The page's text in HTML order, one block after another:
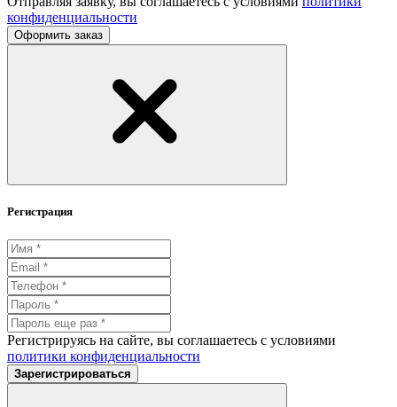
конфиденциальности
Оформить заказ
Регистрация
Регистрируясь на сайте, вы соглашаетесь с условиями
политики конфиденциальности
Зарегистрироваться